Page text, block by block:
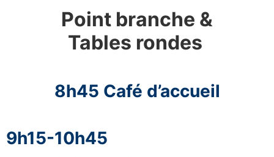
Point branche &
Tables rondes
8h45 Café d’accueil
9h15-10h45